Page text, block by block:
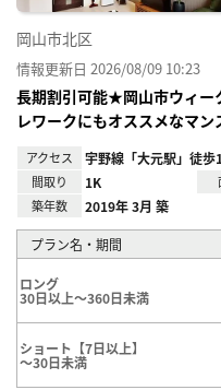
岡山市北区
情報更新日 2026/08/09 10:23
長期割引可能★岡山市ウィー
レワークにもオススメなマ
アクセス 宇野線「大元駅」徒歩
間取り 1K
築年数 2019年 3月 築
プラン名・期間
ロング
30日以上～360日未満
ショート【7日以上】
～30日未満